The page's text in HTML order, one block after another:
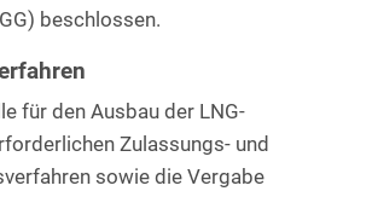
beschlossen.
für den Ausbau der LNG-
Zulassungs- und
sowie die Vergabe